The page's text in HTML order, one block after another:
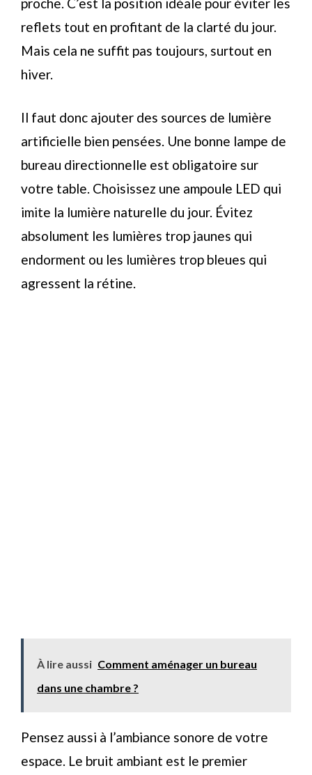
reflets tout en profitant de la clarté du jour.
Mais cela ne suffit pas toujours, surtout en
hiver.
Il faut donc ajouter des sources de lumière
artificielle bien pensées. Une bonne lampe de
bureau directionnelle est obligatoire sur
votre table. Choisissez une ampoule LED qui
imite la lumière naturelle du jour. Évitez
absolument les lumières trop jaunes qui
endorment ou les lumières trop bleues qui
agressent la rétine.
À lire aussi Comment aménager un bureau
dans une chambre ?
Pensez aussi à l’ambiance sonore de votre
espace. Le bruit ambiant est le premier